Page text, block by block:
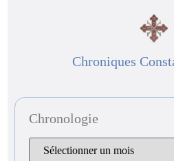
Chroniques
Chronologie